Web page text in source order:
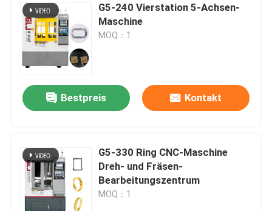
G5-240 Vierstation 5-Achsen-
Maschine
MOQ：1
Bestpreis Kontakt
G5-330 Ring CNC-Maschine
Dreh- und Fräsen-
Bearbeitungszentrum
MOQ：1